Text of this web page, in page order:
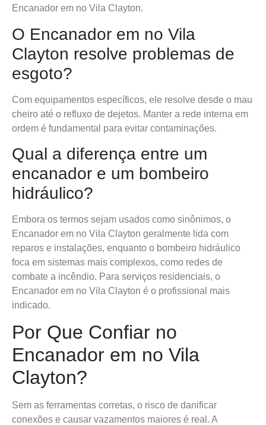
Encanador em no Vila Clayton.
O Encanador em no Vila
Clayton resolve problemas de
esgoto?
Com equipamentos específicos, ele resolve desde o mau
cheiro até o refluxo de dejetos. Manter a rede interna em
ordem é fundamental para evitar contaminações.
Qual a diferença entre um
encanador e um bombeiro
hidráulico?
Embora os termos sejam usados como sinônimos, o
Encanador em no Vila Clayton geralmente lida com
reparos e instalações, enquanto o bombeiro hidráulico
foca em sistemas mais complexos, como redes de
combate a incêndio. Para serviços residenciais, o
Encanador em no Vila Clayton é o profissional mais
indicado.
Por Que Confiar no
Encanador em no Vila
Clayton?
Sem as ferramentas corretas, o risco de danificar
conexões e causar vazamentos maiores é real. A